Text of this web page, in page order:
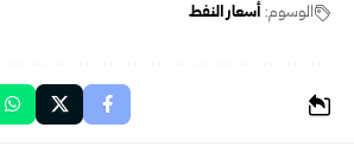
الوسوم: أسعار النفط